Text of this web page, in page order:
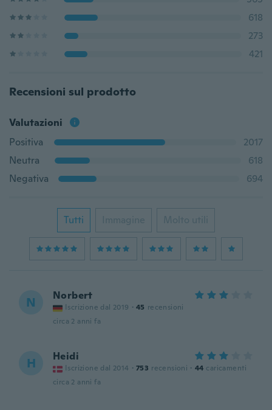
618
273
421
Recensioni sul prodotto
Valutazioni
Positiva
2017
Neutra
618
Negativa
694
Tutti Immagine Molto utili
N Norbert
Iscrizione dal 2019 · 45 recensioni
circa 2 anni fa
H Heidi
Iscrizione dal 2014 · 753 recensioni · 44 caricamenti
circa 2 anni fa